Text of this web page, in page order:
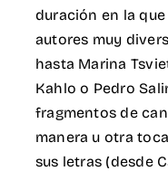
duración en la
autores muy
hasta Marina
Kahlo o Pedro
fragmentos de
manera u otra
sus letras (desde